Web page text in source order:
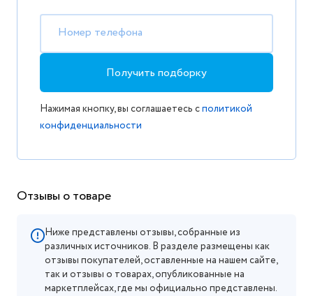
Номер телефона
Получить подборку
Нажимая кнопку, вы соглашаетесь сполитикой
конфиденциальности
Отзывы о товаре
Ниже представлены отзывы, собранные из
различных источников. В разделе размещены как
отзывы покупателей, оставленные на нашем сайте,
так и отзывы о товарах, опубликованные на
маркетплейсах, где мы официально представлены.